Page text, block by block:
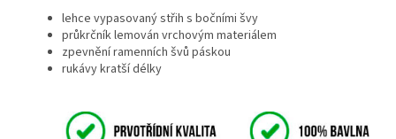
lehce vypasovaný střih s bočními švy
průkrčník lemován vrchovým materiálem
zpevnění ramenních švů páskou
rukávy kratší délky